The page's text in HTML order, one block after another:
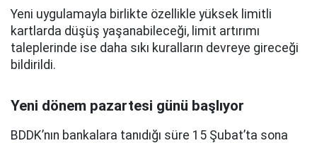
Yeni uygulamayla birlikte özellikle yüksek limitli
kartlarda düşüş yaşanabileceği, limit artırımı
taleplerinde ise daha sıkı kuralların devreye gireceği
bildirildi.
Yeni dönem pazartesi günü başlıyor
BDDK’nın bankalara tanıdığı süre 15 Şubat’ta sona